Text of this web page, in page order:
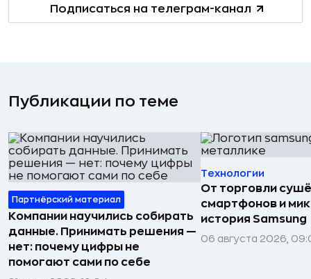
Подписаться на телеграм-канал
Публикации по теме
Партнёрский материал
Компании научились собирать
данные. Принимать решения —
нет: почему цифры не
помогают сами по себе
Технологии
От торговли
смартфонов и
история Samsung
06 августа 2026,